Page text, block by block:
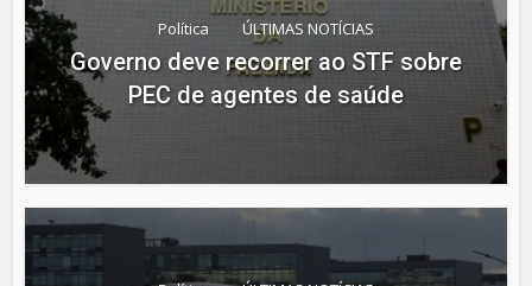
Política ÚLTIMAS NOTÍCIAS
Governo deve recorrer ao STF sobre
PEC de agentes de saúde